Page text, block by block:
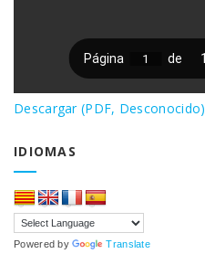
Descargar (PDF, Desconocido)
IDIOMAS
Powered by Translate